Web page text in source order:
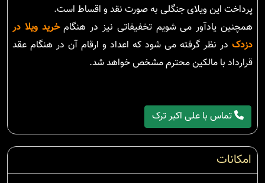
پرداخت این ویلای جنگلی به صورت نقد و اقساط است.
همچنین یادآور می شویم تخفیفاتی نیز در هنگامخرید ویلا در
دزدک در نظر گرفته می شود که اعداد و ارقام آن در هنگام عقد
قرارداد با مالکین محترم مشخص خواهد شد.
تماس با علی اکبر ترک
امکانات